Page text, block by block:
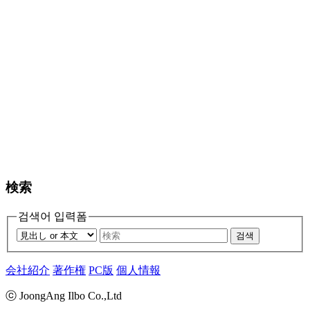
検索
검색어 입력폼
검색
会社紹介 著作権 PC版 個人情報
ⓒ JoongAng Ilbo Co.,Ltd